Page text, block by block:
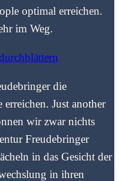
optimal erreichen.
im Weg.
die
Just another
wir zwar nichts
Freudebringer
in das Gesicht der
in ihren